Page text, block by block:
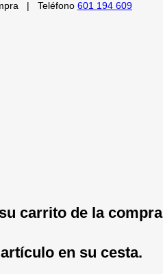
| Teléfono 601 194 609
carrito de la compra
en su cesta.